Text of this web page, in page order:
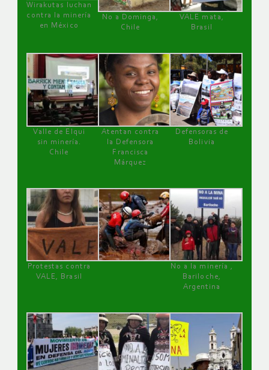
Wirakutas luchan
contra la minería
en México
No a Dominga,
Chile
VALE mata,
Brasil
Valle de Elqui
sin minería.
Chile
Atentan contra
la Defensora
Francisca
Márquez
Defensoras de
Bolivia
Protestas contra
VALE, Brasil
No a la minería ,
Bariloche,
Argentina